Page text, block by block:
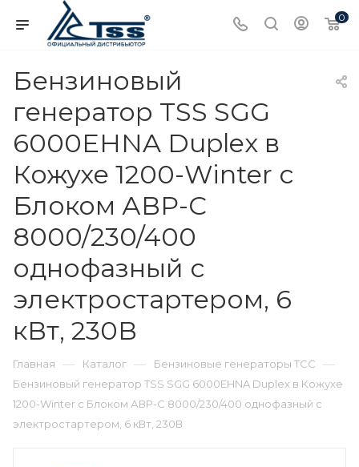
0
Бензиновый
генератор TSS SGG
6000EHNA Duplex в
Кожухе 1200-Winter с
Блоком АВР-С
8000/230/400
однофазный с
электростартером, 6
кВт, 230В
Главная — Каталог — Бензиновые генераторы ТСС —
Бензиновый генератор TSS SGG 6000EHNA Duplex в Кожухе
1200-Winter с Блоком АВР-С 8000/230/400 однофазный с
электростартером, 6 кВт, 230В